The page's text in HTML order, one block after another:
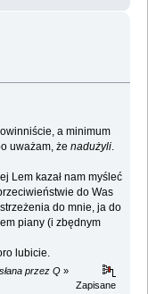
a minimum
uważam, żenadużyli.
Lem kazał nam myśleć
do Was
do mnie, ja do
piany (i zbędnym
lubicie.
przez Q »
Zapisane